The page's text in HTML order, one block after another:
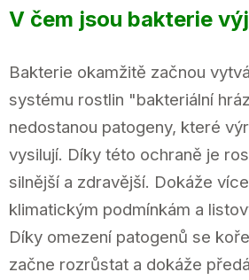
V čem jsou bakterie
Bakterie okamžitě začnou
systému rostlin "bakteriální
nedostanou patogeny, které
vysilují. Díky této ochraně je
silnější a zdravější. Dokáže
klimatickým podmínkám a
Díky omezení patogenů se
začne rozrůstat a dokáže